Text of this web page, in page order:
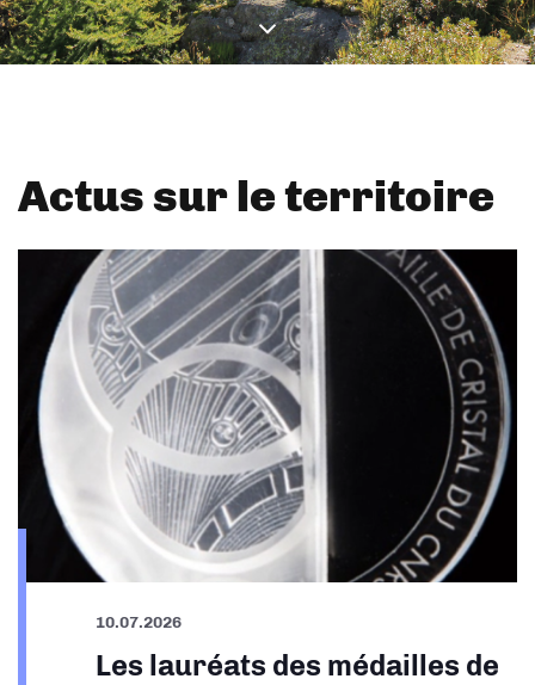
Actus sur le territoire
10.07.2026
Les lauréats des médailles de